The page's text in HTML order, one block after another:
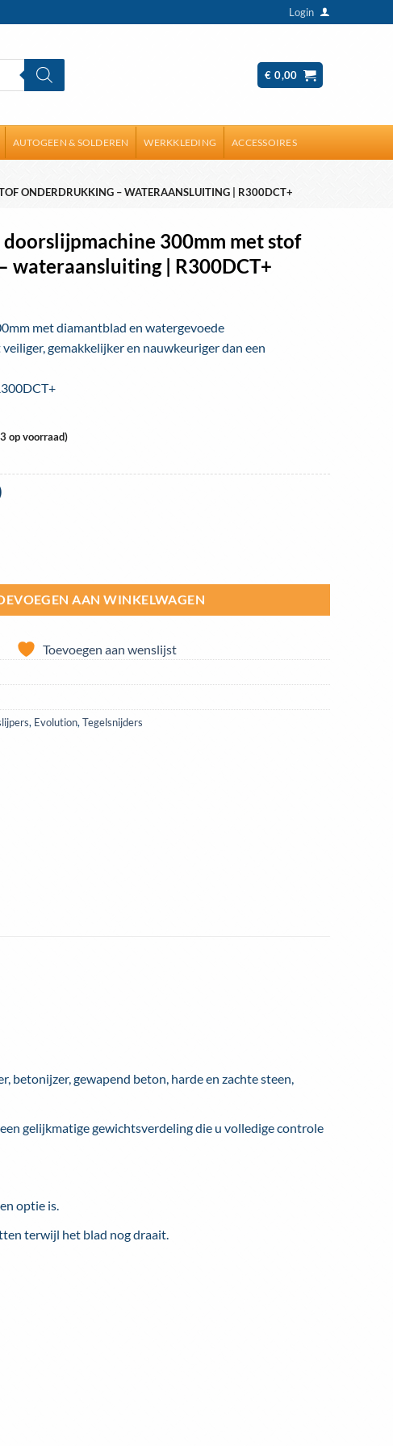
Login
€ 0,00
AUTOGEEN & SOLDEREN WERKKLEDING ACCESSOIRES
ONDERDRUKKING – WATERAANSLUITING | R300DCT+
300mm met stof
wateraansluiting | R300DCT+
met diamantblad en watergevoede
gemakkelijker en nauwkeuriger dan een
op voorraad)
AAN WINKELWAGEN
Toevoegen aan wenslijst
, Evolution, Tegelsnijders
gewapend beton, harde en zachte steen,
gelijkmatige gewichtsverdeling die u volledige controle
optie is.
terwijl het blad nog draait.